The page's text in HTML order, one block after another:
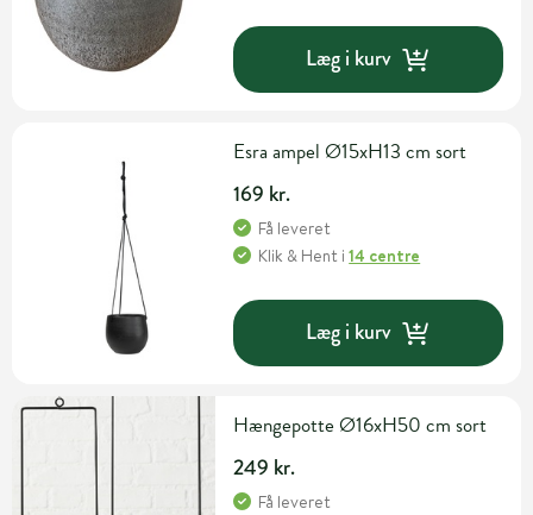
Læg i kurv
Esra ampel Ø15xH13 cm sort
169 kr.
Få leveret
Klik & Hent i14 centre
Læg i kurv
Hængepotte Ø16xH50 cm sort
249 kr.
Få leveret